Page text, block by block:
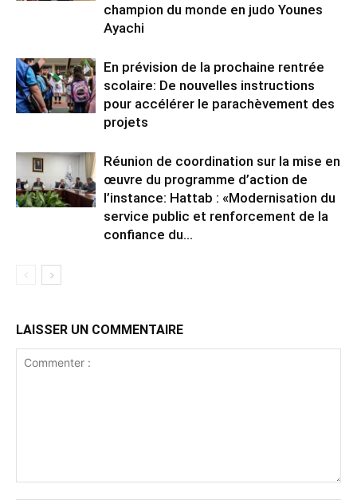
champion du monde en judo Younes
Ayachi
En prévision de la prochaine rentrée
scolaire: De nouvelles instructions
pour accélérer le parachèvement des
projets
Réunion de coordination sur la mise en
œuvre du programme d’action de
l’instance: Hattab : «Modernisation du
service public et renforcement de la
confiance du...
LAISSER UN COMMENTAIRE